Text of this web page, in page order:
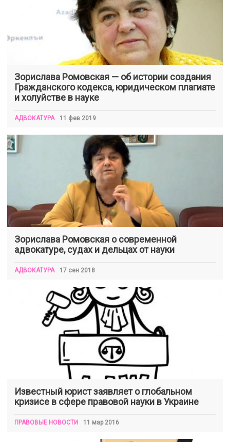
Зорислава Ромовская — об истории создания
Гражданского кодекса, юридическом плагиате
и холуйстве в науке
АДВОКАТУРА 11 фев 2019
Зорислава Ромовская о современной
адвокатуре, судах и дельцах от науки
АДВОКАТУРА 17 сен 2018
Известный юрист заявляет о глобальном
кризисе в сфере правовой науки в Украине
ПРАВОВЫЕ НОВОСТИ 11 мар 2016